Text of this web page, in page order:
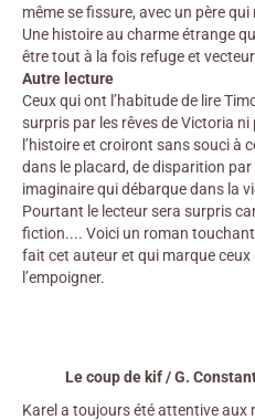
même se fissure, avec un père qui
Une histoire au charme étrange
être tout à la fois refuge et
Autre lecture
Ceux qui ont l’habitude de lire
surpris par les rêves de Victoria
l’histoire et croiront sans souci à
dans le placard, de disparition par
imaginaire qui débarque dans la
Pourtant le lecteur sera surpris
fiction.... Voici un roman
fait cet auteur et qui marque ceux
l’empoigner.
Le coup de kif / G.
Karel a toujours été attentive aux